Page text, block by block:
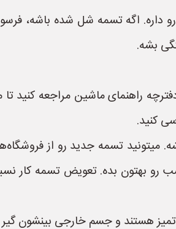
رو داره. اگه تسمه شل شده باشه،
بشه.
راهنمای ماشین مراجعه کنید
کنید.
تسمه جدید رو از
بهتون بده. تعویض تسمه کار
هستند و جسم خارجی بینشون گیر